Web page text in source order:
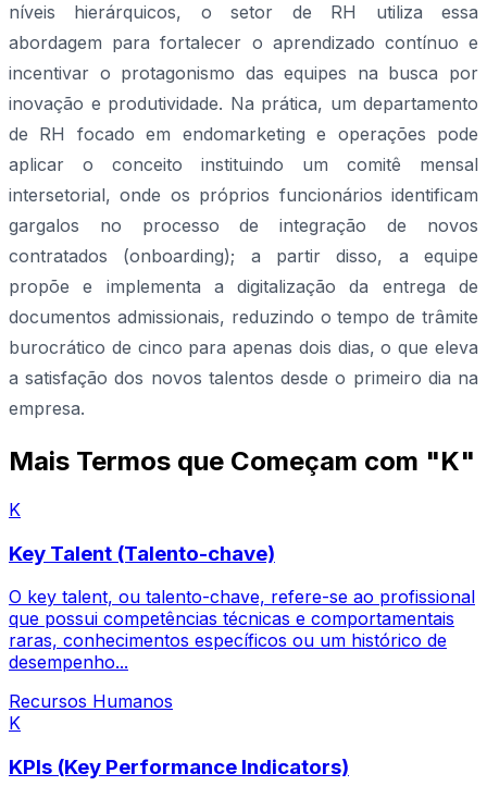
níveis hierárquicos, o setor de RH utiliza essa
abordagem para fortalecer o aprendizado contínuo e
incentivar o protagonismo das equipes na busca por
inovação e produtividade. Na prática, um departamento
de RH focado em endomarketing e operações pode
aplicar o conceito instituindo um comitê mensal
intersetorial, onde os próprios funcionários identificam
gargalos no processo de integração de novos
contratados (onboarding); a partir disso, a equipe
propõe e implementa a digitalização da entrega de
documentos admissionais, reduzindo o tempo de trâmite
burocrático de cinco para apenas dois dias, o que eleva
a satisfação dos novos talentos desde o primeiro dia na
empresa.
Mais Termos que Começam com "K"
K
Key Talent (Talento-chave)
O key talent, ou talento-chave, refere-se ao profissional
que possui competências técnicas e comportamentais
raras, conhecimentos específicos ou um histórico de
desempenho...
Recursos Humanos
K
KPIs (Key Performance Indicators)